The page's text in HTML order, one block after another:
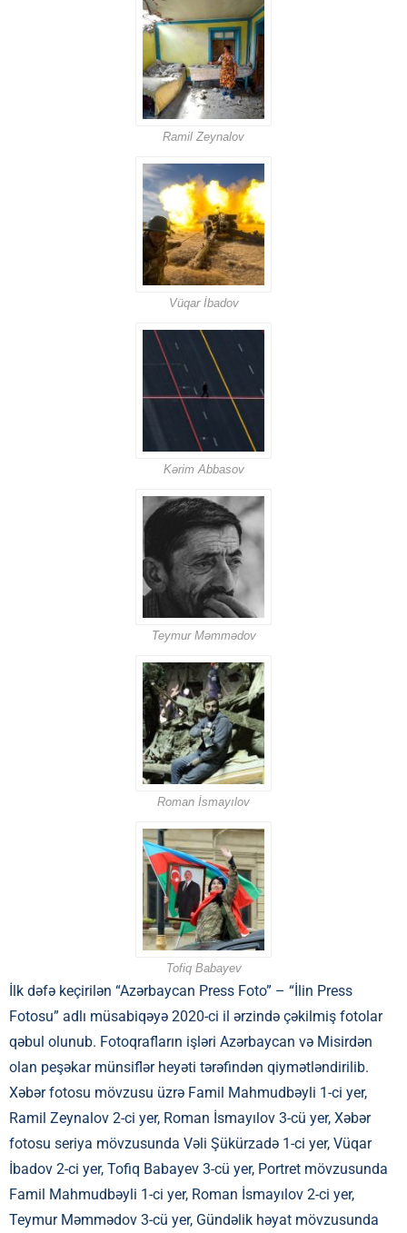
Ramil Zeynalov
Vüqar İbadov
Kərim Abbasov
Teymur Məmmədov
Roman İsmayılov
Tofiq Babayev
İlk dəfə keçirilən “Azərbaycan Press Foto” – “İlin Press
Fotosu” adlı müsabiqəyə 2020-ci il ərzində çəkilmiş fotolar
qəbul olunub. Fotoqrafların işləri Azərbaycan və Misirdən
olan peşəkar münsiflər heyəti tərəfindən qiymətləndirilib.
Xəbər fotosu mövzusu üzrə Famil Mahmudbəyli 1-ci yer,
Ramil Zeynalov 2-ci yer, Roman İsmayılov 3-cü yer, Xəbər
fotosu seriya mövzusunda Vəli Şükürzadə 1-ci yer, Vüqar
İbadov 2-ci yer, Tofiq Babayev 3-cü yer, Portret mövzusunda
Famil Mahmudbəyli 1-ci yer, Roman İsmayılov 2-ci yer,
Teymur Məmmədov 3-cü yer, Gündəlik həyat mövzusunda